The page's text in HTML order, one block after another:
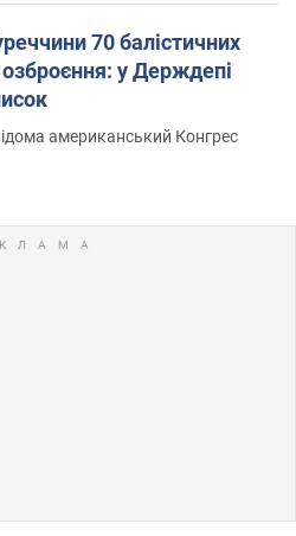
70 балістичних
озброєння: у Держдепі
американський Конгрес